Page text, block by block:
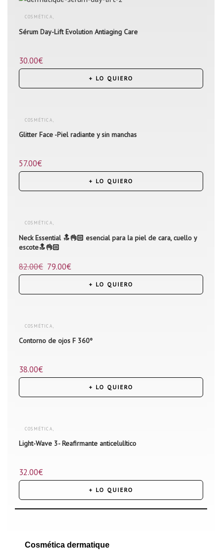
COSMÉTICA,
Sérum Day-Lift Evolution Antiaging Care
30.00€
+ LO QUIERO
COSMÉTICA
Glitter Face -Piel radiante y sin manchas
57.00€
+ LO QUIERO
COSMÉTICA
PRECIOS ESPECIALES ,
Neck Essential 🔝👌🏻 esencial para la piel de cara, cuello y
escote🔝👌🏻
82.00€ 79.00€
+ LO QUIERO
COSMÉTICA
Contorno de ojos F 360º
38.00€
+ LO QUIERO
COSMÉTICA
CUERPO
Light-Wave 3- Reafirmante anticelulítico
32.00€
+ LO QUIERO
Cosmética dermatique